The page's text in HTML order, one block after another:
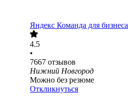
Яндекс Команда для бизнеса
4.5
•
7667 отзывов
Нижний Новгород
Можно без резюме
Откликнуться